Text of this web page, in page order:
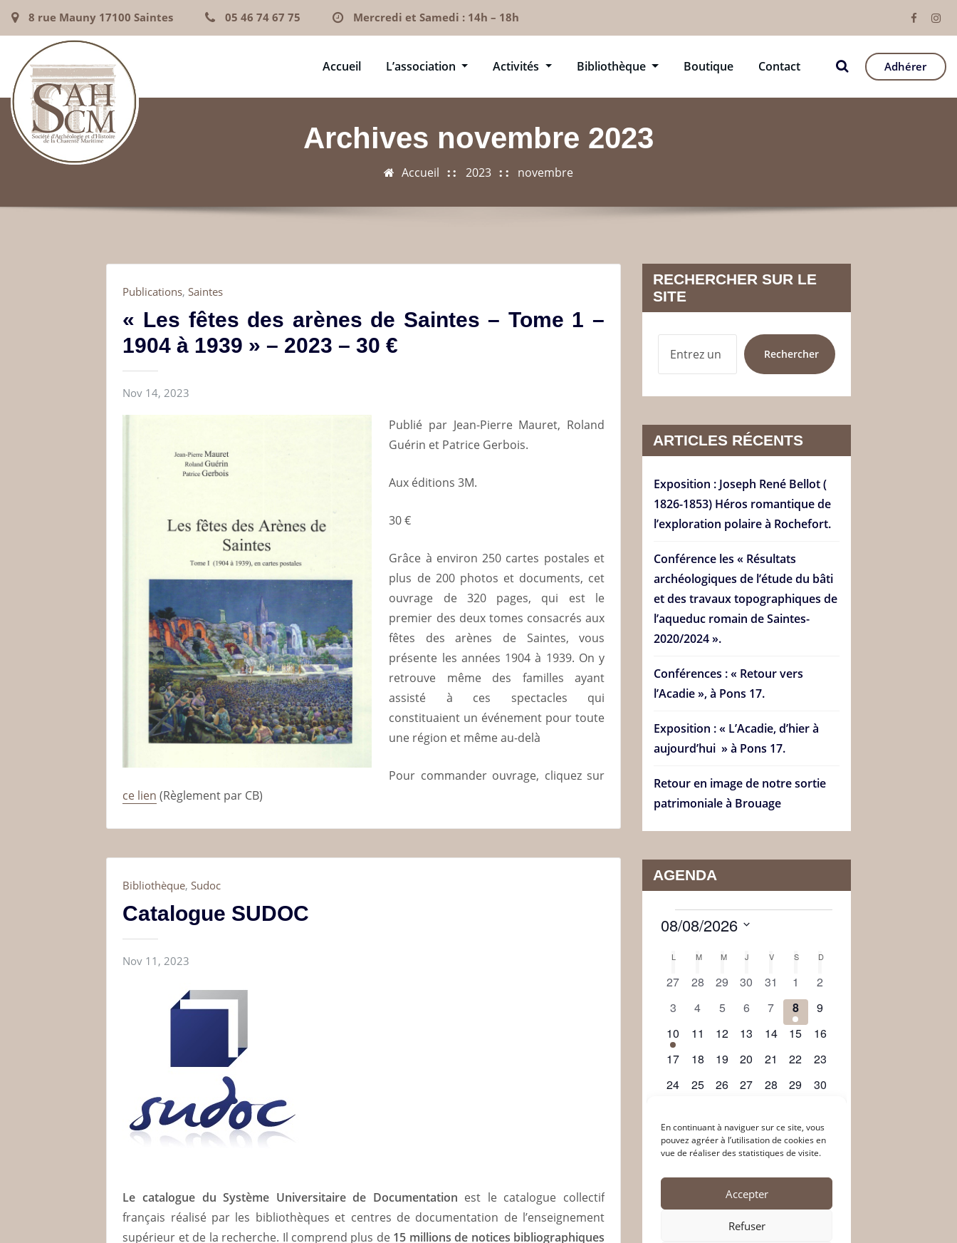
8 rue Mauny 17100 Saintes 05 46 74 67 75 Mercredi et Samedi : 14h – 18h
Accueil L’association Activités Bibliothèque Boutique Contact Adhérer
Archives novembre 2023
Accueil 2023 novembre
Publications,Saintes
« Les fêtes des arènes de Saintes – Tome 1 –
1904 à 1939 » – 2023 – 30 €
Nov 14, 2023
Publié par Jean-Pierre Mauret, Roland
Guérin et Patrice Gerbois.
Aux éditions 3M.
30 €
Grâce à environ 250 cartes postales et
plus de 200 photos et documents, cet
ouvrage de 320 pages, qui est le
premier des deux tomes consacrés aux
fêtes des arènes de Saintes, vous
présente les années 1904 à 1939. On y
retrouve même des familles ayant
assisté à ces spectacles qui
constituaient un événement pour toute
une région et même au-delà
Pour commander ouvrage, cliquez sur
ce lien (Règlement par CB)
Bibliothèque,Sudoc
Catalogue SUDOC
Nov 11, 2023
Le catalogue du Système Universitaire de Documentation est le catalogue collectif
français réalisé par les bibliothèques et centres de documentation de l’enseignement
supérieur et de la recherche. Il comprend plus de 15 millions de notices bibliographiques
RECHERCHER SUR LE
SITE
RECHERCHER
Rechercher
ARTICLES RÉCENTS
Exposition : Joseph René Bellot (
1826-1853) Héros romantique de
l’exploration polaire à Rochefort.
Conférence les « Résultats
archéologiques de l’étude du bâti
et des travaux topographiques de
l’aqueduc romain de Saintes-
2020/2024 ».
Conférences : « Retour vers
l’Acadie », à Pons 17.
Exposition : « L’Acadie, d’hier à
aujourd’hui » à Pons 17.
Retour en image de notre sortie
patrimoniale à Brouage
AGENDA